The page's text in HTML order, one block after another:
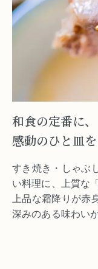
和食の定番に、
感動のひと皿を
すき焼き・しゃぶ
い料理に、上質な
上品な霜降りが赤
深みのある味わい